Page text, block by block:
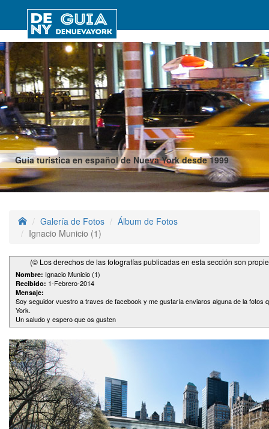
Guía turística en español de Nueva York desde 1999
Galería de Fotos
Álbum de Fotos
Ignacio Municio (1)
(© Los derechos de las fotografías publicadas en esta sección son
Nombre: Ignacio Municio (1)
Recibido: 1-Febrero-2014
Mensaje:
Soy seguidor vuestro a traves de facebook y me gustaría enviaros alguna de la fotos
York.
Un saludo y espero que os gusten